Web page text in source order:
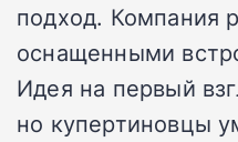
подход. Компания
оснащенными
Идея на первый
но купертиновцы